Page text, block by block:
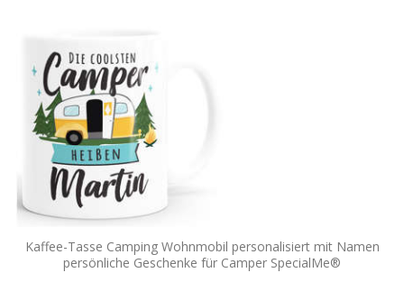
Kaffee-Tasse Camping Wohnmobil personalisiert mit Namen
persönliche Geschenke für Camper SpecialMe®